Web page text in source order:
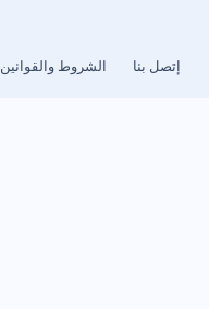
إتصل بنا الشروط والقوانين